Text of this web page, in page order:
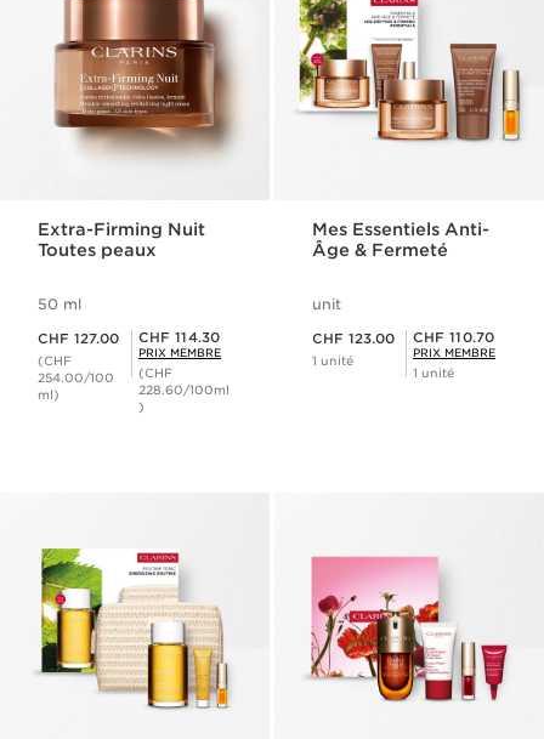
Extra-Firming Nuit
Toutes peaux
50 ml
CHF 127.00
(CHF
254.00/100
ml)
Prix Sérénité CHF 114.30
CHF 114.30
PRIX MEMBRE
(CHF
228.60/100ml
)
Mes Essentiels Anti-
Âge & Fermeté
unit
CHF 123.00
1 unité
Prix Sérénité CHF 110.70
CHF 110.70
PRIX MEMBRE
1 unité